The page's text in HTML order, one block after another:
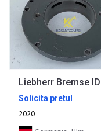
Solicita pretul
2020